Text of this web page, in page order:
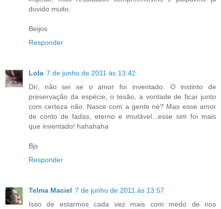
duvido muito.
Beijos
Responder
Lola 7 de junho de 2011 às 13:42
Dri, não sei se o amor foi inventado. O instinto de
preservação da espécie, o tesão, a vontade de ficar junto
com certeza não. Nasce com a gente né? Mas esse amor
de conto de fadas, eterno e imutável...esse sim foi mais
que inventado! hahahaha
Bjs
Responder
Telma Maciel 7 de junho de 2011 às 13:57
Isso de estarmos cada vez mais com medo de nos